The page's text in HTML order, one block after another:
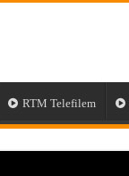
RTM Telefilem